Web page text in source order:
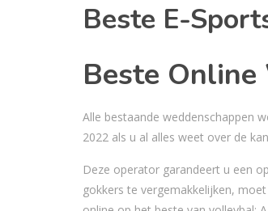
Beste E-
Beste
Alle bestaande weddenschappen
2022 als u al alles weet over de
Deze operator garandeert u een
gokkers te vergemakkelijken,